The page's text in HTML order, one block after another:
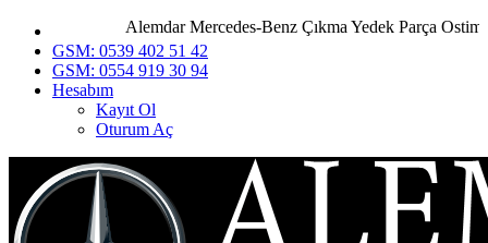
Alemdar Mercedes-Benz Çıkma Yedek Parça Ostim
GSM: 0539 402 51 42
GSM: 0554 919 30 94
Hesabım
Kayıt Ol
Oturum Aç